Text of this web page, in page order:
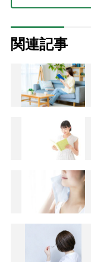
関連記事